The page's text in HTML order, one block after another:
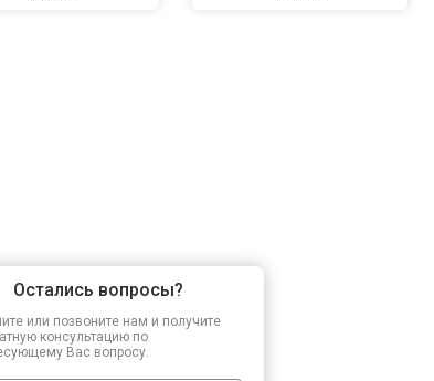
Остались вопросы?
или позвоните нам и получите
консультацию по
Вас вопросу.